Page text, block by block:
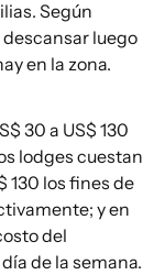
Según
luego
en la zona.
30 a US$ 130
lodges cuestan
130 los fines de
y en
del
de la semana.